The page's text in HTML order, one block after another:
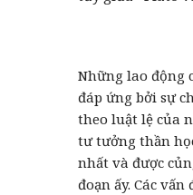
Những lao động
đáp ứng bởi sự
theo luật lệ của
tư tưởng thần
nhất và được
đoạn ấy. Các